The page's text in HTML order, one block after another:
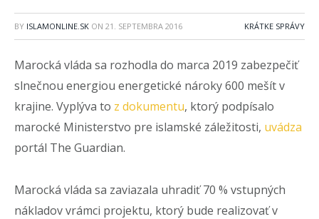
BY ISLAMONLINE.SK ON 21. SEPTEMBRA 2016 KRÁTKE SPRÁVY
Marocká vláda sa rozhodla do marca 2019 zabezpečiť
slnečnou energiou energetické nároky 600 mešít v
krajine. Vyplýva to z dokumentu, ktorý podpísalo
marocké Ministerstvo pre islamské záležitosti, uvádza
portál The Guardian.
Marocká vláda sa zaviazala uhradiť 70 % vstupných
nákladov vrámci projektu, ktorý bude realizovať v